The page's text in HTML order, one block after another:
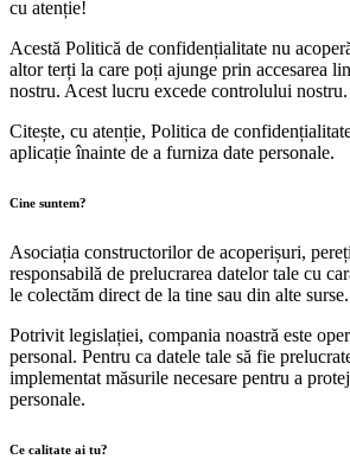
cu atenție!
Acestă Politică de confidențialitate nu
altor terți la care poți ajunge prin accesarea
nostru. Acest lucru excede controlului nostru.
Citește, cu atenție, Politica de
aplicație înainte de a furniza date personale.
Cine suntem?
Asociația constructorilor de acoperișuri,
responsabilă de prelucrarea datelor tale cu
le colectăm direct de la tine sau din alte surse.
Potrivit legislației, compania noastră este
personal. Pentru ca datele tale să fie
implementat măsurile necesare pentru a
personale.
Ce calitate ai tu?